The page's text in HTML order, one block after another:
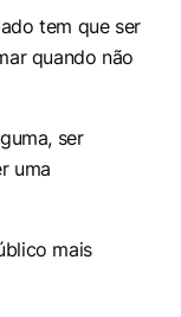
tem que ser
quando não
ser
uma
mais